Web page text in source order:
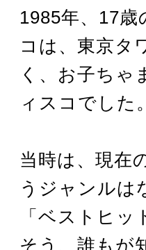
1985年、17
コは、東京タ
く、お子ちゃ
ィスコでした。
当時は、現在
うジャンルは
「ベストヒ
そう、誰もが